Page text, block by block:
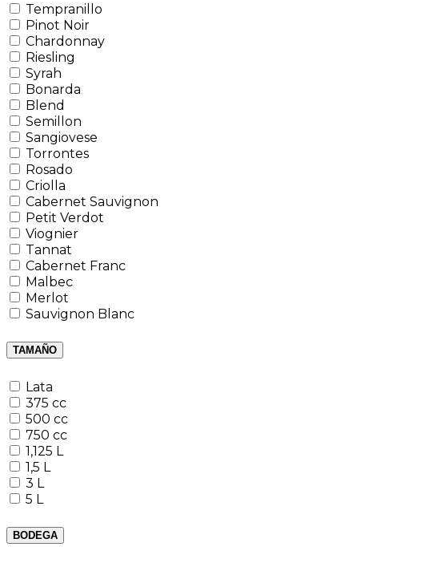
Tempranillo
Pinot Noir
Chardonnay
Riesling
Syrah
Bonarda
Blend
Semillon
Sangiovese
Torrontes
Rosado
Criolla
Cabernet Sauvignon
Petit Verdot
Viognier
Tannat
Cabernet Franc
Malbec
Merlot
Sauvignon Blanc
TAMAÑO
Lata
375 cc
500 cc
750 cc
1,125 L
1,5 L
3 L
5 L
BODEGA